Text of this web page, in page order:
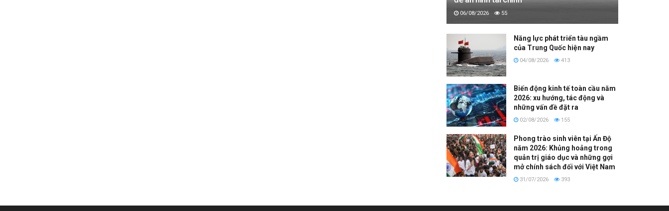
06/08/2026 55
Năng lực phát triển tàu ngầm
của Trung Quốc hiện nay
04/08/2026 413
Biến động kinh tế toàn cầu năm
2026: xu hướng, tác động và
những vấn đề đặt ra
02/08/2026 155
Phong trào sinh viên tại Ấn Độ
năm 2026: Khủng hoảng trong
quản trị giáo dục và những gợi
mở chính sách đối với Việt Nam
31/07/2026 393